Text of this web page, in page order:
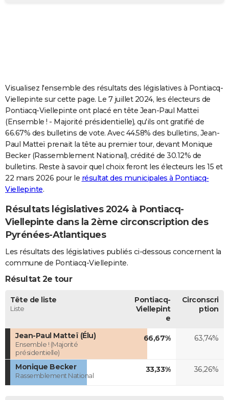
Carte de Noël
Carte Bonne année
Carte Saint-Valentin
Carte Pâques
Carte d'anniversaire
DICTIONNAIRE
Dictionnaire
Biographies
Citations
Expressions
Proverbes
PROGRAMME TV
COPAINS D'AVANT
S'inscrire
Se connecter
Lycées
Collèges
Primaires
Universités
Entreprises
Service militaire
Avis de recherche
AVIS DE DÉCÈS
FORUM
Visualisez l'ensemble des résultats des législatives à Pontiacq-
Viellepinte sur cette page. Le 7 juillet 2024, les électeurs de
Pontiacq-Viellepinte ont placé en tête Jean-Paul Matteï
(Ensemble ! - Majorité présidentielle), qu'ils ont gratifié de
66.67% des bulletins de vote. Avec 44.58% des bulletins, Jean-
Paul Matteï prenait la tête au premier tour, devant Monique
Becker (Rassemblement National), crédité de 30.12% de
bulletins. Reste à savoir quel choix feront les électeurs les 15 et
22 mars 2026 pour le résultat des municipales à Pontiacq-
Viellepinte.
Résultats législatives 2024 à Pontiacq-
Viellepinte dans la 2ème circonscription des
Pyrénées-Atlantiques
Les résultats des législatives publiés ci-dessous concernent la
commune de Pontiacq-Viellepinte.
Résultat 2e tour
Tête de liste
Liste
Pontiacq-
Viellepint
e
Circonscri
ption
Jean-Paul Matteï (Élu)
Ensemble ! (Majorité
présidentielle)
66,67% 63,74%
Monique Becker
Rassemblement National
33,33% 36,26%